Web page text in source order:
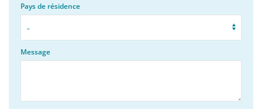
Pays de résidence
Message